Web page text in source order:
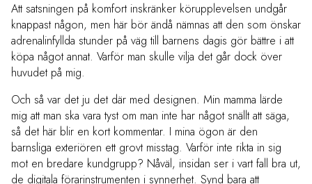
Att satsningen på komfort inskränker körupplevelsen undgår
knappast någon, men här bör ändå nämnas att den som önskar
adrenalinfyllda stunder på väg till barnens dagis gör bättre i att
köpa något annat. Varför man skulle vilja det går dock över
huvudet på mig.
Och så var det ju det där med designen. Min mamma lärde
mig att man ska vara tyst om man inte har något snällt att säga,
så det här blir en kort kommentar. I mina ögon är den
barnsliga exteriören ett grovt misstag. Varför inte rikta in sig
mot en bredare kundgrupp? Nåväl, insidan ser i vart fall bra ut,
de digitala förarinstrumenten i synnerhet. Synd bara att